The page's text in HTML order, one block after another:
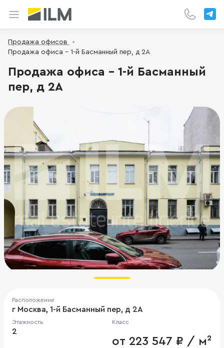
Продажа офисов
Продажа офиса - 1-й Басманный пер, д 2А
Продажа офиса - 1-й Басманный
пер, д 2А
Расположение
г Москва, 1-й Басманный пер, д 2А
Этажность
2
Класс
от 223 547 ₽ / м²